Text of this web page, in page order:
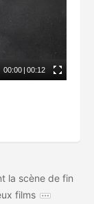
00:00 | 00:12
la scène de fin
films